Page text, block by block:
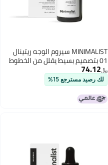
MINIMALIST سيروم الوجه ريتينال
01 بتصميم بسيط يقلل من الخطوط
الدقيقة والتجاعيد غني
بالباكوتشيول والسكواليين تركيبة
مضادة للشيخوخة ومرطبة لجميع
أنواع البشرة 20 مل
﷼‏74.12
لك رصيد مسترجع 15%